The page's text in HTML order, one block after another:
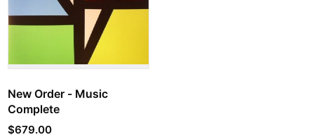
New Order - Music
Complete
$679.00